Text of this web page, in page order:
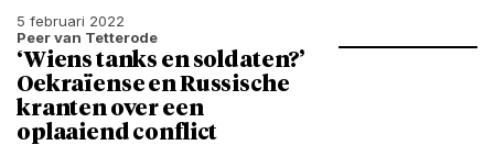
5 februari 2022
Peer van Tetterode
‘Wiens tanks en soldaten?’
Oekraïense en Russische
kranten over een
oplaaiend conflict